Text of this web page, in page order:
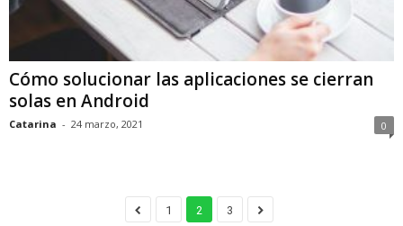
Cómo solucionar las aplicaciones se cierran
solas en Android
Catarina - 24 marzo, 2021 0
1 2 3